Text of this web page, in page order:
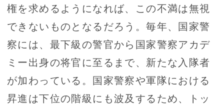
権を求めるようになれば、この不満は無視
できないものとなるだろう。毎年、国家警
察には、最下級の警官から国家警察アカデ
ミー出身の将官に至るまで、新たな入隊者
が加わっている。国家警察や軍隊における
昇進は下位の階級にも波及するため、トッ